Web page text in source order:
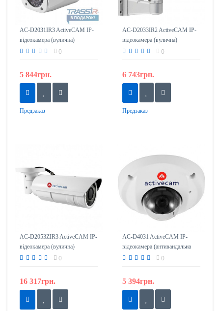
AC-D2031IR3 ActiveCAM IP-
відеокамера (вулична)
0
5 844грн.
Предзаказ
AC-D2033IR2 ActiveCAM IP-
відеокамера (вулична)
0
6 743грн.
Предзаказ
AC-D2053ZIR3 ActiveCAM IP-
відеокамера (вулична)
0
16 317грн.
AC-D4031 ActiveCAM IP-
відеокамера (антивандальна
купольна)
0
5 394грн.